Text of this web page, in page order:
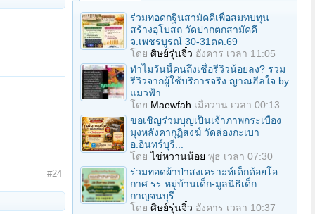
#24
ร่วมทอดกฐินสามัคคีเพื่อสมทบทุน
สร้างอุโบสถ วัดปากตกสามัคคี
จ.เพชรบูรณ์ 30-31ตค.69
โดย ศิษย์รุ่นจิ๋ว อังคาร เวลา 11:05
ทำไมวันนี้คนถึงเชื่อรีวิวน้อยลง? รวม
รีวิวจากผู้ใช้บริการจริง ญาณฮีลใจ by
แมวฟ้า
โดย Maewfah เมื่อวาน เวลา 00:13
ขอเชิญร่วมบุญเป็นเจ้าภาพกระเบื้อง
มุงหลังคากุฏิสงฆ์ วัดล่องกะเบา
อ.อินทร์บุรี...
โดยไข่หวานน้อย พุธ เวลา 07:30
ร่วมทอดผ้าป่าสงเคราะห์เด็กด้อยโอ
กาศ รร.หมู่บ้านเด็ก-มูลนิธิเด็ก
กาญจนบุรี...
โดย ศิษย์รุ่นจิ๋ว อังคาร เวลา 10:37